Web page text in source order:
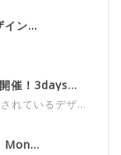
ン...
催！3days...
れているデザ...
Mon...